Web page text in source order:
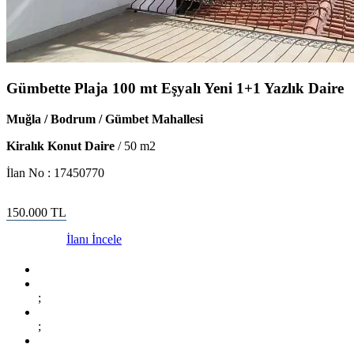
Gümbette Plaja 100 mt Eşyalı Yeni 1+1 Yazlık Daire
Muğla / Bodrum / Gümbet Mahallesi
Kiralık Konut Daire / 50 m2
İlan No : 17450770
150.000 TL
İlanı İncele
;
;